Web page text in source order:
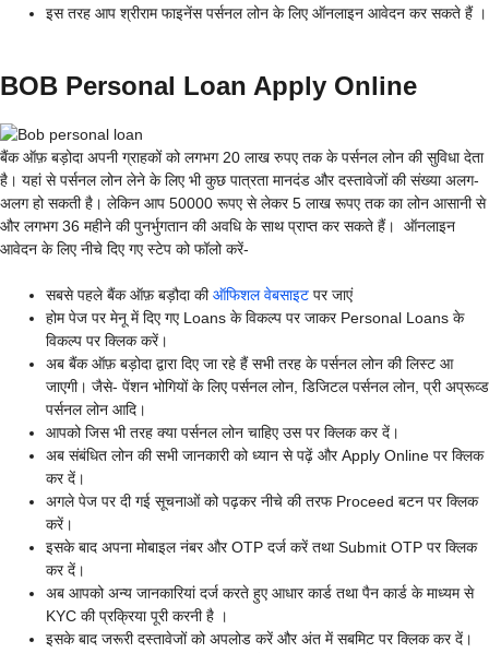
इस तरह आप श्रीराम फाइनेंस पर्सनल लोन के लिए ऑनलाइन आवेदन कर सकते हैं ।
BOB Personal Loan Apply Online
बैंक ऑफ़ बड़ोदा अपनी ग्राहकों को लगभग 20 लाख रुपए तक के पर्सनल लोन की सुविधा देता
है। यहां से पर्सनल लोन लेने के लिए भी कुछ पात्रता मानदंड और दस्तावेजों की संख्या अलग-
अलग हो सकती है। लेकिन आप 50000 रूपए से लेकर 5 लाख रूपए तक का लोन आसानी से
और लगभग 36 महीने की पुनर्भुगतान की अवधि के साथ प्राप्त कर सकते हैं। ऑनलाइन
आवेदन के लिए नीचे दिए गए स्टेप को फॉलो करें-
सबसे पहले बैंक ऑफ़ बड़ौदा कीऑफिशल वेबसाइट पर जाएं
होम पेज पर मेनू में दिए गए Loans के विकल्प पर जाकर Personal Loans के
विकल्प पर क्लिक करें।
अब बैंक ऑफ़ बड़ोदा द्वारा दिए जा रहे हैं सभी तरह के पर्सनल लोन की लिस्ट आ
जाएगी। जैसे- पेंशन भोगियों के लिए पर्सनल लोन, डिजिटल पर्सनल लोन, प्री अप्रूव्ड
पर्सनल लोन आदि।
आपको जिस भी तरह क्या पर्सनल लोन चाहिए उस पर क्लिक कर दें।
अब संबंधित लोन की सभी जानकारी को ध्यान से पढ़ें और Apply Online पर क्लिक
कर दें।
अगले पेज पर दी गई सूचनाओं को पढ़कर नीचे की तरफ Proceed बटन पर क्लिक
करें।
इसके बाद अपना मोबाइल नंबर और OTP दर्ज करें तथा Submit OTP पर क्लिक
कर दें।
अब आपको अन्य जानकारियां दर्ज करते हुए आधार कार्ड तथा पैन कार्ड के माध्यम से
KYC की प्रक्रिया पूरी करनी है ।
इसके बाद जरूरी दस्तावेजों को अपलोड करें और अंत में सबमिट पर क्लिक कर दें।